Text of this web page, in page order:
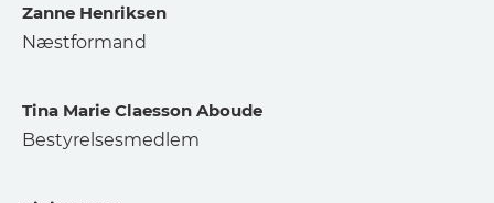
Zanne Henriksen
Næstformand
Tina Marie Claesson Aboude
Bestyrelsesmedlem